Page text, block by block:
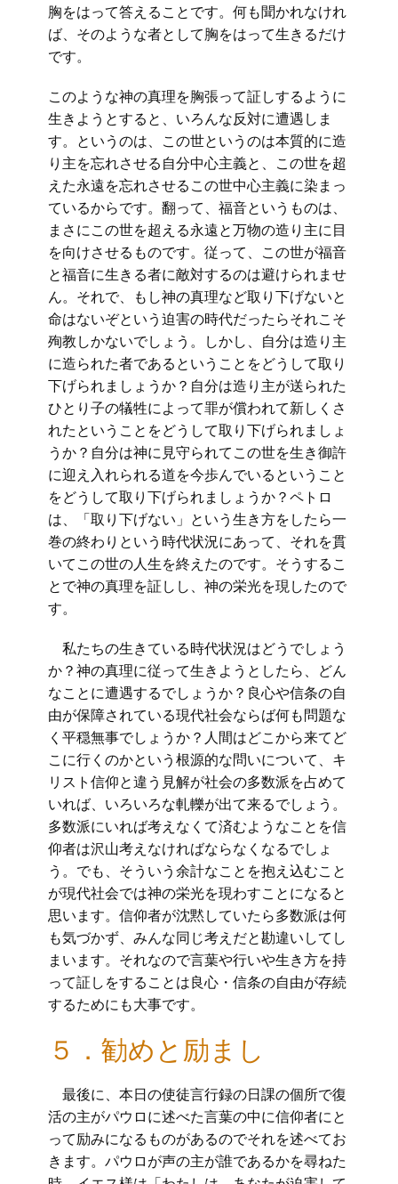
胸をはって答えることです。何も聞かれなけれ
ば、そのような者として胸をはって生きるだけ
です。
このような神の真理を胸張って証しするように
生きようとすると、いろんな反対に遭遇しま
す。というのは、この世というのは本質的に造
り主を忘れさせる自分中心主義と、この世を超
えた永遠を忘れさせるこの世中心主義に染まっ
ているからです。翻って、福音というものは、
まさにこの世を超える永遠と万物の造り主に目
を向けさせるものです。従って、この世が福音
と福音に生きる者に敵対するのは避けられませ
ん。それで、もし神の真理など取り下げないと
命はないぞという迫害の時代だったらそれこそ
殉教しかないでしょう。しかし、自分は造り主
に造られた者であるということをどうして取り
下げられましょうか？自分は造り主が送られた
ひとり子の犠牲によって罪が償われて新しくさ
れたということをどうして取り下げられましょ
うか？自分は神に見守られてこの世を生き御許
に迎え入れられる道を今歩んでいるということ
をどうして取り下げられましょうか？ペトロ
は、「取り下げない」という生き方をしたら一
巻の終わりという時代状況にあって、それを貫
いてこの世の人生を終えたのです。そうするこ
とで神の真理を証しし、神の栄光を現したので
す。
私たちの生きている時代状況はどうでしょう
か？神の真理に従って生きようとしたら、どん
なことに遭遇するでしょうか？良心や信条の自
由が保障されている現代社会ならば何も問題な
く平穏無事でしょうか？人間はどこから来てど
こに行くのかという根源的な問いについて、キ
リスト信仰と違う見解が社会の多数派を占めて
いれば、いろいろな軋轢が出て来るでしょう。
多数派にいれば考えなくて済むようなことを信
仰者は沢山考えなければならなくなるでしょ
う。でも、そういう余計なことを抱え込むこと
が現代社会では神の栄光を現わすことになると
思います。信仰者が沈黙していたら多数派は何
も気づかず、みんな同じ考えだと勘違いしてし
まいます。それなので言葉や行いや生き方を持
って証しをすることは良心・信条の自由が存続
するためにも大事です。
５．勧めと励まし
最後に、本日の使徒言行録の日課の個所で復
活の主がパウロに述べた言葉の中に信仰者にと
って励みになるものがあるのでそれを述べてお
きます。パウロが声の主が誰であるかを尋ねた